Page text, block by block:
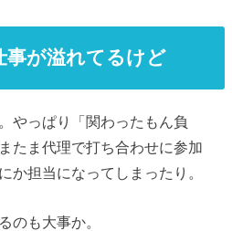
事が溢れてるけど
やっぱり「関わったもん負
たま代理で打ち合わせに参加
か担当になってしまったり。
のも大事か。